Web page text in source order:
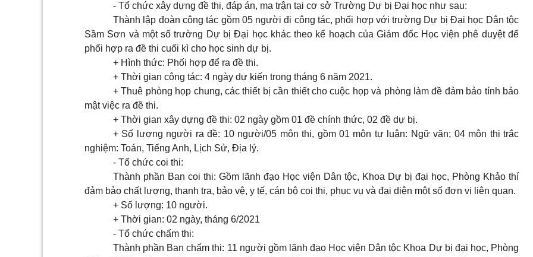
- Tổ chức xây dựng đề thi, đáp án, ma trận tại cơ sở Trường Dự bị Đại học như sau:
Thành lập đoàn công tác gồm 05 người đi công tác, phối hợp với trường Dự bị Đại học Dân tộc
Sầm Sơn và một số trường Dự bị Đại học khác theo kế hoạch của Giám đốc Học viện phê duyệt để
phối hợp ra đề thi cuối kì cho học sinh dự bị.
+ Hình thức: Phối hợp để ra đề thi.
+ Thời gian công tác: 4 ngày dự kiến trong tháng 6 năm 2021.
+ Thuê phòng họp chung, các thiết bị cần thiết cho cuộc họp và phòng làm đề đảm bảo tính bảo
mật việc ra đề thi.
+ Thời gian xây dựng đề thi: 02 ngày gồm 01 đề chính thức, 02 đề dự bị.
+ Số
lượng người ra đề: 10 người/05 môn thi, gồm 01 môn tự luận: Ngữ văn; 04 môn thi trắc
nghiệm: Toán, Tiếng Anh, Lịch Sử, Địa lý.
- Tổ chức coi thi:
Thành phần Ban coi thi: Gồm lãnh đạo Học viện Dân tộc, Khoa Dự bị đại học, Phòng Khảo thí
đảm bảo chất lượng, thanh tra, bảo vệ, y tế, cán bộ coi thi, phục vụ và đại diện một số đơn vị liên quan.
+ Số lượng: 10 người.
+ Thời gian: 02 ngày, tháng 6/2021
- Tổ chức chấm thi:
Thành phần Ban chấm thi: 11 người gồm lãnh đạo Học viện Dântộc Khoa Dự bị đại học, Phòng